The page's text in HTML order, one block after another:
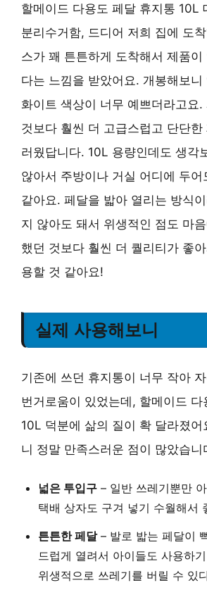
할메이드 다용도 페달 휴지통 10L
분리수거함, 드디어 저희 집에 도
스가 꽤 튼튼하게 도착해서 제품
다는 느낌을 받았어요. 개봉해보
화이트 색상이 너무 예쁘더라고요.
것보다 훨씬 더 고급스럽고 단단한
러웠답니다. 10L 용량인데도 생각
않아서 주방이나 거실 어디에 두어
같아요. 페달을 밟아 열리는 방식
지 않아도 돼서 위생적인 점도 마
했던 것보다 훨씬 더 퀄리티가 좋
용할 것 같아요!
실제 사용해보니
기존에 쓰던 휴지통이 너무 작아
번거로움이 있었는데, 할메이드
10L 덕분에 삶의 질이 확 달라졌어
니 정말 만족스러운 점이 많았습니
넓은 투입구 – 일반 쓰레기뿐만
택배 상자도 구겨 넣기 수월해서
튼튼한 페달– 발로 밟는 페달이
드럽게 열려서 아이들도 사용하
위생적으로 쓰레기를 버릴 수 있